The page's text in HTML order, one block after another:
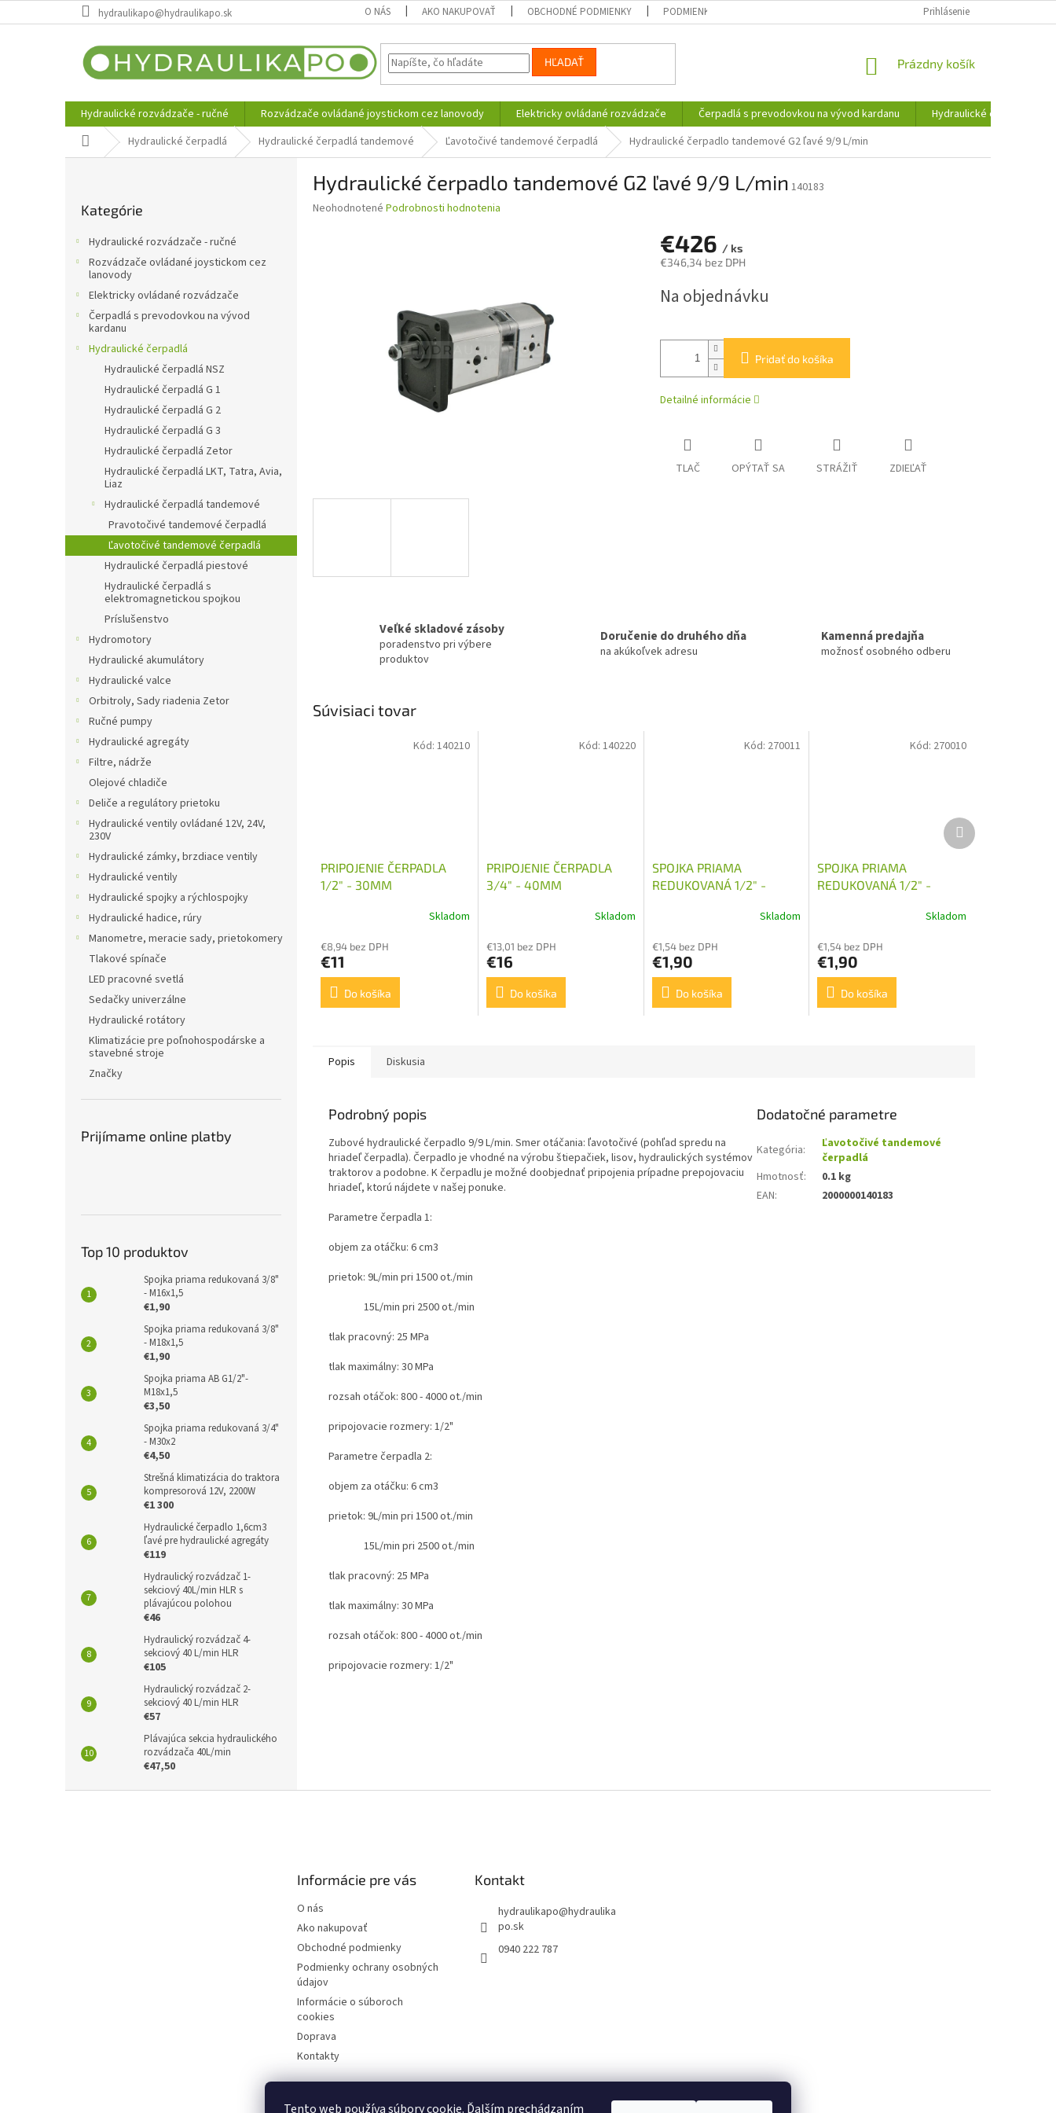
Tento web používa súbory cookie. Ďalším prechádzaním
na
hydraulikapo@hydraulikapo.sk O NÁS AKO NAKUPOVAŤ OBCHODNÉ PODMIENKY PODMIENKY OCHRANY OSOBNÝCH ÚDAJOV INFORMÁCIE O SÚBOROCH COOKIES
Prihlásenie
HĽADAŤ
NÁKUPNÝ
Prázdny košík
Hydraulické rozvádzače - ručné Rozvádzače ovládané joystickom cez lanovody Elektricky ovládané rozvádzače Čerpadlá s prevodovkou na vývod kardanu
Hydraulické čerpadlá
DomovHydraulické čerpadlá Hydraulické čerpadlá tandemové Ľavotočivé tandemové čerpadlá Hydraulické čerpadlo tandemové G2 ľavé 9/9 L/min
kategórie
Kategórie
Hydraulické rozvádzače - ručné
Rozvádzače ovládané joystickom cez
lanovody
Elektricky ovládané rozvádzače
Čerpadlá s prevodovkou na vývod
kardanu
Hydraulické čerpadlá
Hydraulické čerpadlá NSZ
Hydraulické čerpadlá G 1
Hydraulické čerpadlá G 2
Hydraulické čerpadlá G 3
Hydraulické čerpadlá Zetor
Hydraulické čerpadlá LKT, Tatra, Avia,
Liaz
Hydraulické čerpadlá tandemové
Pravotočivé tandemové čerpadlá
Ľavotočivé tandemové čerpadlá
Hydraulické čerpadlá piestové
Hydraulické čerpadlá s
elektromagnetickou spojkou
Príslušenstvo
Hydromotory
Hydraulické akumulátory
Hydraulické valce
Orbitroly, Sady riadenia Zetor
Ručné pumpy
Hydraulické agregáty
Filtre, nádrže
Olejové chladiče
Deliče a regulátory prietoku
Hydraulické ventily ovládané 12V, 24V,
230V
Hydraulické zámky, brzdiace ventily
Hydraulické ventily
Hydraulické spojky a rýchlospojky
Hydraulické hadice, rúry
Manometre, meracie sady, prietokomery
Tlakové spínače
LED pracovné svetlá
Sedačky univerzálne
Hydraulické rotátory
Klimatizácie pre poľnohospodárske a
stavebné stroje
Značky
Prijímame online platby
Top 10 produktov
Spojka priama redukovaná 3/8"
- M16x1,5
€1,90
Spojka priama redukovaná 3/8"
- M18x1,5
€1,90
Spojka priama AB G1/2"-
M18x1,5
€3,50
Spojka priama redukovaná 3/4"
- M30x2
€4,50
Strešná klimatizácia do traktora
kompresorová 12V, 2200W
€1 300
Hydraulické čerpadlo 1,6cm3
ľavé pre hydraulické agregáty
€119
Hydraulický rozvádzač 1-
sekciový 40L/min HLR s
plávajúcou polohou
€46
Hydraulický rozvádzač 4-
sekciový 40 L/min HLR
€105
Hydraulický rozvádzač 2-
sekciový 40 L/min HLR
€57
Plávajúca sekcia hydraulického
rozvádzača 40L/min
€47,50
Hydraulické čerpadlo tandemové G2 ľavé 9/9 L/min 140183
Priemerné
Neohodnotené Podrobnosti hodnotenia
€426 / ks
€346,34 bez DPH
cena:
Na objednávku
Pridať do košíka
Detailné informácie
TLAČ OPÝTAŤ SA STRÁŽIŤ ZDIEĽAŤ
Veľké skladové zásoby
poradenstvo pri výbere
produktov
Doručenie do druhého dňa
na akúkoľvek adresu
Kamenná predajňa
možnosť osobného odberu
Súvisiaci tovar
PRIPOJENIE ČERPADLA
1/2" - 30MM
Skladom
€8,94 bez DPH
€11
Do košíka
Kód: 140210
PRIPOJENIE ČERPADLA
3/4" - 40MM
Skladom
€13,01 bez DPH
€16
Do košíka
Kód: 140220
SPOJKA PRIAMA
REDUKOVANÁ 1/2" -
Skladom
€1,54 bez DPH
€1,90
Do košíka
Kód: 270011
SPOJKA PRIAMA
REDUKOVANÁ 1/2" -
Skladom
€1,54 bez DPH
€1,90
Do košíka
Kód: 270010
Ďalší
produkt
Popis Diskusia
Podrobný popis
Zubové hydraulické čerpadlo 9/9 L/min. Smer otáčania: ľavotočivé (pohľad spredu na
hriadeľ čerpadla). Čerpadlo je vhodné na výrobu štiepačiek, lisov, hydraulických systémov
traktorov a podobne. K čerpadlu je možné doobjednať pripojenia prípadne prepojovaciu
hriadeľ, ktorú nájdete v našej ponuke.
Parametre čerpadla 1:
objem za otáčku: 6 cm3
prietok: 9L/min pri 1500 ot./min
15L/min pri 2500 ot./min
tlak pracovný: 25 MPa
tlak maximálny: 30 MPa
rozsah otáčok: 800 - 4000 ot./min
pripojovacie rozmery: 1/2"
Parametre čerpadla 2:
objem za otáčku: 6 cm3
prietok: 9L/min pri 1500 ot./min
15L/min pri 2500 ot./min
tlak pracovný: 25 MPa
tlak maximálny: 30 MPa
rozsah otáčok: 800 - 4000 ot./min
pripojovacie rozmery: 1/2"
Dodatočné parametre
Kategória:
Ľavotočivé tandemové
čerpadlá
Hmotnosť:
0.1 kg
EAN: 2000000140183
Informácie pre vás
O nás
Ako nakupovať
Obchodné podmienky
Podmienky ochrany osobných
údajov
Informácie o súboroch
cookies
Doprava
Kontakty
Kontakt
hydraulikapo@hydraulika
po.sk
0940 222 787